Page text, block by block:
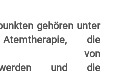
gehören unter
die
von
und die